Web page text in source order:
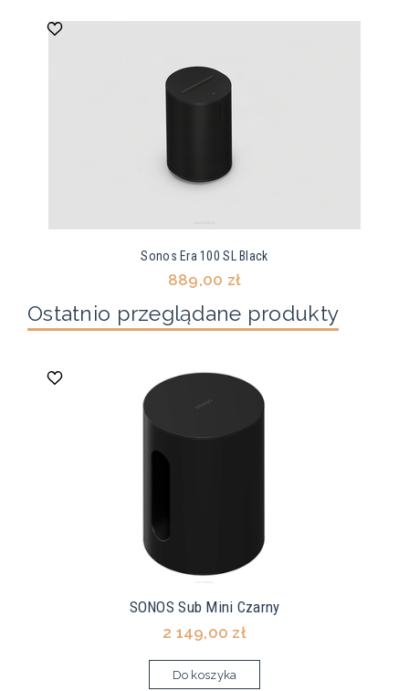
Sonos Era 100 SL Black
889,00 zł
Ostatnio przeglądane produkty
SONOS Sub Mini Czarny
2 149,00 zł
Do koszyka